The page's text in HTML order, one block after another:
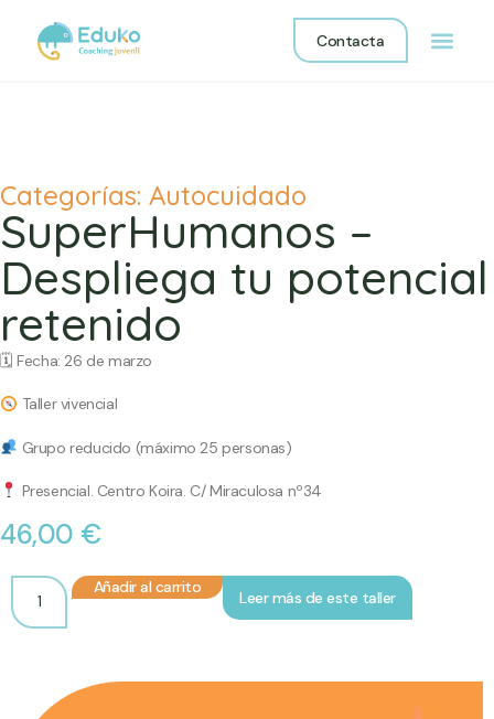
Contacta
Categorías: Autocuidado
SuperHumanos –
Despliega tu potencial
retenido
🗓Fecha: 26 de marzo
Taller vivencial
Grupo reducido (máximo 25 personas)
Presencial. Centro Koira. C/ Miraculosa nº34
46,00 €
Añadir al carrito
Leer más de este taller